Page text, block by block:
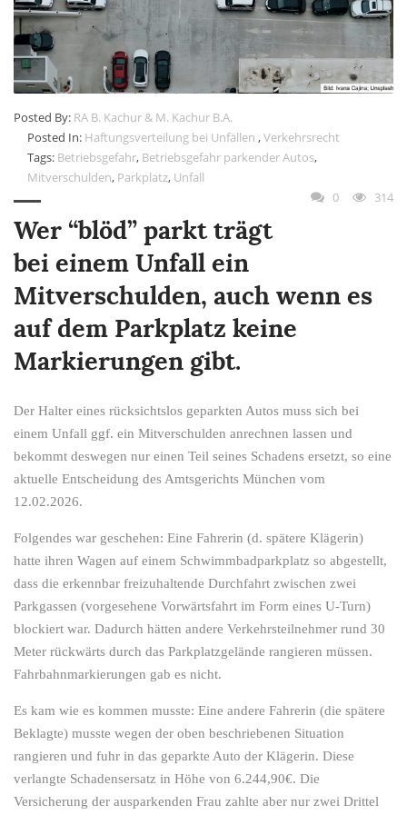
Posted By: RA B. Kachur & M. Kachur B.A.
Posted In: Haftungsverteilung bei Unfällen ,Verkehrsrecht
Tags: Betriebsgefahr, Betriebsgefahr parkender Autos,
Mitverschulden, Parkplatz, Unfall
0
314
Wer “blöd” parkt trägt
bei einem Unfall ein
Mitverschulden, auch wenn es
auf dem Parkplatz keine
Markierungen gibt.
Der Halter eines rücksichtslos geparkten Autos muss sich bei
einem Unfall ggf. ein Mitverschulden anrechnen lassen und
bekommt deswegen nur einen Teil seines Schadens ersetzt, so eine
aktuelle Entscheidung des Amtsgerichts München vom
12.02.2026.
Folgendes war geschehen: Eine Fahrerin (d. spätere Klägerin)
hatte ihren Wagen auf einem Schwimmbadparkplatz so abgestellt,
dass die erkennbar freizuhaltende Durchfahrt zwischen zwei
Parkgassen (vorgesehene Vorwärtsfahrt im Form eines U-Turn)
blockiert war. Dadurch hätten andere Verkehrsteilnehmer rund 30
Meter rückwärts durch das Parkplatzgelände rangieren müssen.
Fahrbahnmarkierungen gab es nicht.
Es kam wie es kommen musste: Eine andere Fahrerin (die spätere
Beklagte) musste wegen der oben beschriebenen Situation
rangieren und fuhr in das geparkte Auto der Klägerin. Diese
verlangte Schadensersatz in Höhe von 6.244,90€. Die
Versicherung der ausparkenden Frau zahlte aber nur zwei Drittel